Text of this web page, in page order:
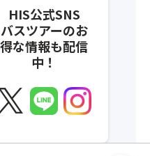
HIS公式SNS
バスツアーのお
得な情報も配信
中！